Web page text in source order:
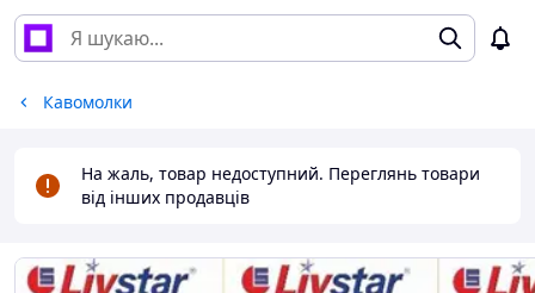
Кавомолки
На жаль, товар недоступний. Переглянь товари
від інших продавців